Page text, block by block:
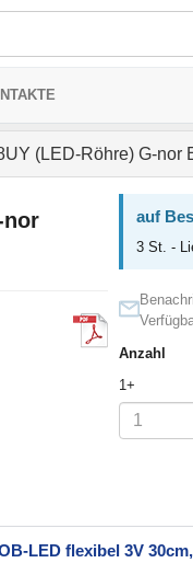
(LED-Röhre) G-nor
nor
auf
3 St. -
Anzahl
1+
LED flexibel 3V 30cm,